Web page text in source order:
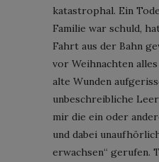
katastrophal. Ein
Familie war schuld,
Fahrt aus der Bahn
vor Weihnachten
alte Wunden
unbeschreibliche
mir die ein oder
und dabei
erwachsen“ gerufen.